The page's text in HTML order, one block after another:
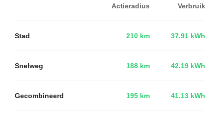
Actieradius Verbruik
Stad 210 km 37.91 kWh
Snelweg 188 km 42.19 kWh
Gecombineerd 195 km 41.13 kWh